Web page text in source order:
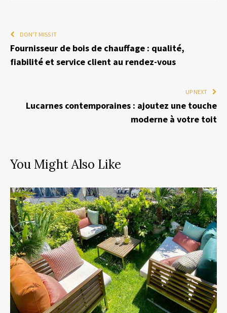
DON'T MISS IT
Fournisseur de bois de chauffage : qualité,
fiabilité et service client au rendez-vous
UP NEXT
Lucarnes contemporaines : ajoutez une touche
moderne à votre toit
You Might Also Like